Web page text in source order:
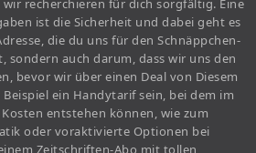
recherchieren für dich sorgfältig. Eine
ist die Sicherheit und dabei geht es
die du uns für den Schnäppchen-
sondern auch darum, dass wir uns den
bevor wir über einen Deal von Diesem
ein Handytarif sein, bei dem im
entstehen können, wie zum
oder voraktivierte Optionen bei
Zeitschriften-Abo mit tollen